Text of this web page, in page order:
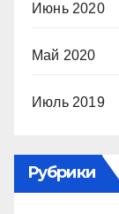
Июнь 2020
Май 2020
Июль 2019
Рубрики